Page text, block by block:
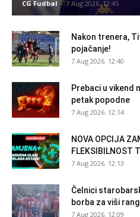
CG Fudbal - 7 Aug 2026. 12:45
Nakon trenera,
pojačanje!
7 Aug 2026. 12:40
Prebaci u vikend
petak popodne
7 Aug 2026. 12:14
NOVA OPCIJA
FLEKSIBILNOST
7 Aug 2026. 12:13
Čelnici
borba za viši
7 Aug 2026. 12:09